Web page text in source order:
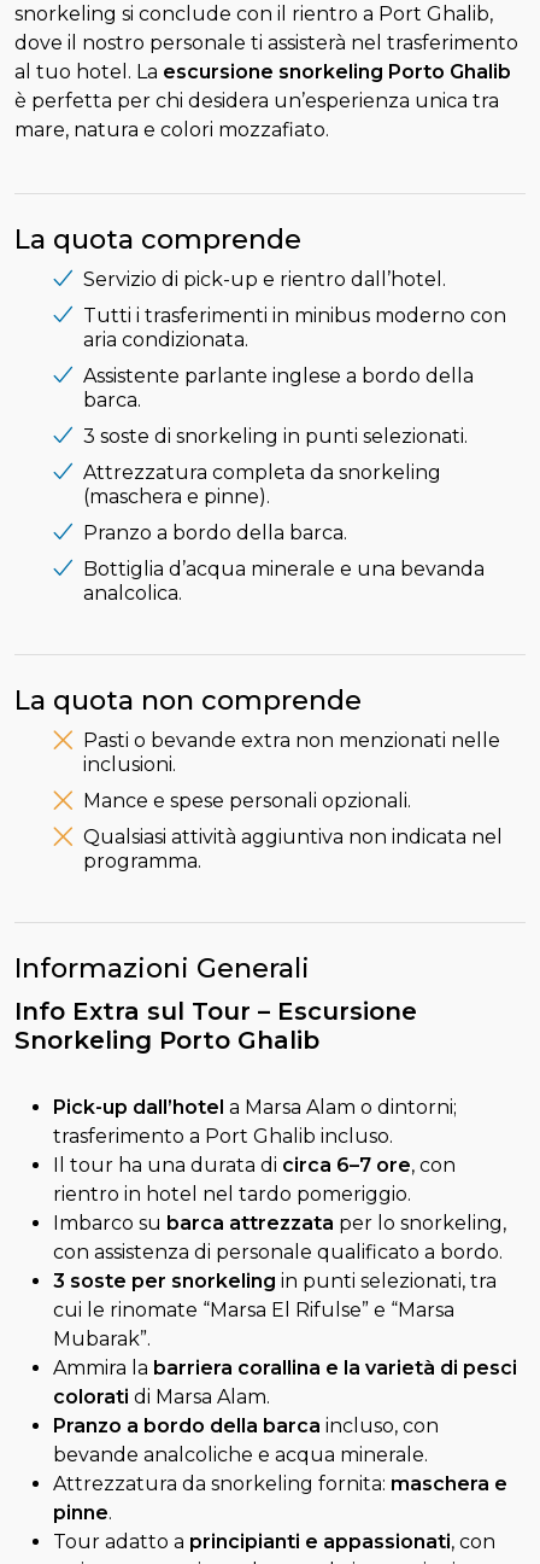
snorkeling si conclude con il rientro a Port Ghalib,
dove il nostro personale ti assisterà nel trasferimento
al tuo hotel. La escursione snorkeling Porto Ghalib
è perfetta per chi desidera un’esperienza unica tra
mare, natura e colori mozzafiato.
La quota comprende
Servizio di pick-up e rientro dall’hotel.
Tutti i trasferimenti in minibus moderno con
aria condizionata.
Assistente parlante inglese a bordo della
barca.
3 soste di snorkeling in punti selezionati.
Attrezzatura completa da snorkeling
(maschera e pinne).
Pranzo a bordo della barca.
Bottiglia d’acqua minerale e una bevanda
analcolica.
La quota non comprende
Pasti o bevande extra non menzionati nelle
inclusioni.
Mance e spese personali opzionali.
Qualsiasi attività aggiuntiva non indicata nel
programma.
Informazioni Generali
Info Extra sul Tour – Escursione
Snorkeling Porto Ghalib
Pick-up dall’hotel a Marsa Alam o dintorni;
trasferimento a Port Ghalib incluso.
Il tour ha una durata di circa 6–7 ore, con
rientro in hotel nel tardo pomeriggio.
Imbarco su barca attrezzata per lo snorkeling,
con assistenza di personale qualificato a bordo.
3 soste per snorkeling in punti selezionati, tra
cui le rinomate “Marsa El Rifulse” e “Marsa
Mubarak”.
Ammira la barriera corallina e la varietà di pesci
colorati di Marsa Alam.
Pranzo a bordo della barca incluso, con
bevande analcoliche e acqua minerale.
Attrezzatura da snorkeling fornita: maschera e
pinne.
Tour adatto a principianti e appassionati, con